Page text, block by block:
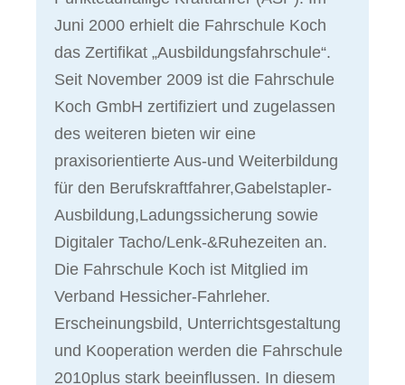
Juni 2000 erhielt die Fahrschule Koch
das Zertifikat „Ausbildungsfahrschule“.
Seit November 2009 ist die Fahrschule
Koch GmbH zertifiziert und zugelassen
des weiteren bieten wir eine
praxisorientierte Aus-und Weiterbildung
für den Berufskraftfahrer,Gabelstapler-
Ausbildung,Ladungssicherung sowie
Digitaler Tacho/Lenk-&Ruhezeiten an.
Die Fahrschule Koch ist Mitglied im
Verband Hessicher-Fahrleher.
Erscheinungsbild, Unterrichtsgestaltung
und Kooperation werden die Fahrschule
2010plus stark beeinflussen. In diesem